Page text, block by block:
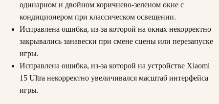
одинарном и двойном коричнево-зеленом окне с
кондиционером при классическом освещении.
Исправлена ошибка, из-за которой на окнах некорректно
закрывались занавески при смене сцены или перезапуске
игры.
Исправлена ошибка, из-за которой на устройстве Xiaomi
15 Ultra некорректно увеличивался масштаб интерфейса
игры.